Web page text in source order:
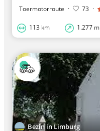
Toermotorroute · 73 ·
113 km 1.277 m
Bezin in Limburg